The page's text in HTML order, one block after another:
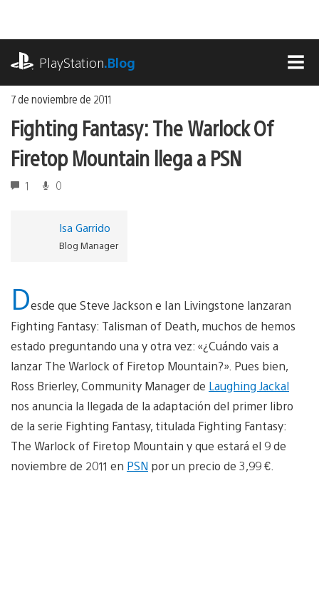
contenido
PlayStation.Blog
7 de noviembre de 2011
Fighting Fantasy: The Warlock Of
Firetop Mountain llega a PSN
1 0
Isa Garrido
Blog Manager
Desde que Steve Jackson e Ian Livingstone lanzaran
Fighting Fantasy: Talisman of Death, muchos de hemos
estado preguntando una y otra vez: «¿Cuándo vais a
lanzar The Warlock of Firetop Mountain?». Pues bien,
Ross Brierley, Community Manager de Laughing Jackal
nos anuncia la llegada de la adaptación del primer libro
de la serie Fighting Fantasy, titulada Fighting Fantasy:
The Warlock of Firetop Mountain y que estará el 9 de
noviembre de 2011 en PSN por un precio de 3,99 €.